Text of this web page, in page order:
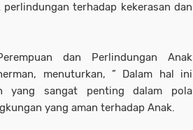
terhadap kekerasan dan
dan Perlindungan Anak
menuturkan, ” Dalam hal ini
yang sangat penting dalam pola
yang aman terhadap Anak.